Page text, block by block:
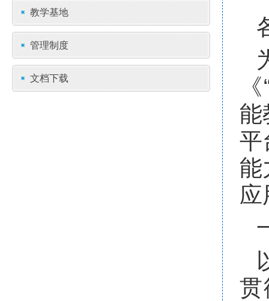
教学基地
管理制度
文档下载
能
平
能
应
贯